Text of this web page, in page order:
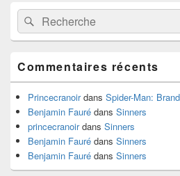
Zone
principale
de
widget
barre
latérale
Recherche :Rechercher
Commentaires récents
Princecranoirdans Spider-Man:
Benjamin Fauré dans Sinners
princecranoirdans Sinners
Benjamin Fauré dans Sinners
Benjamin Fauré dans Sinners